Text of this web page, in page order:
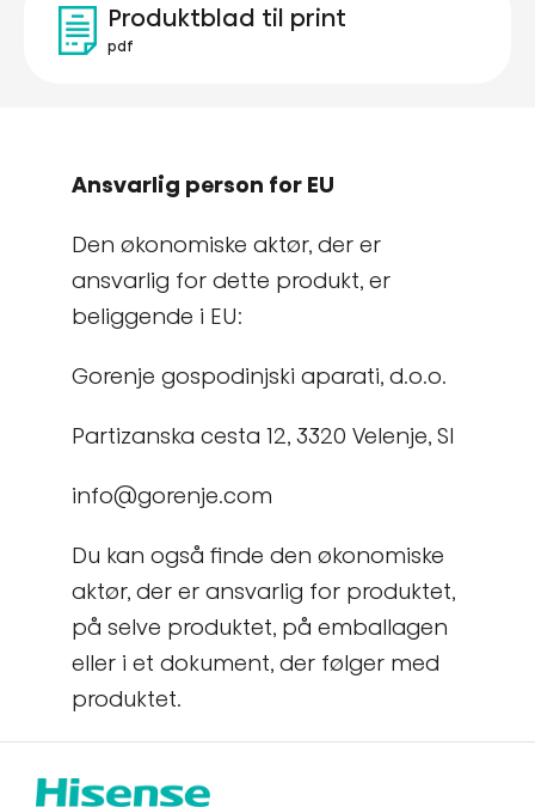
Produktblad til print
pdf
Ansvarlig person for EU
Den økonomiske aktør, der er
ansvarlig for dette produkt, er
beliggende i EU:
Gorenje gospodinjski aparati, d.o.o.
Partizanska cesta 12, 3320 Velenje, SI
info@gorenje.com
Du kan også finde den økonomiske
aktør, der er ansvarlig for produktet,
på selve produktet, på emballagen
eller i et dokument, der følger med
produktet.